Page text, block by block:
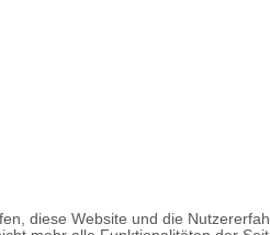
diese Website und die